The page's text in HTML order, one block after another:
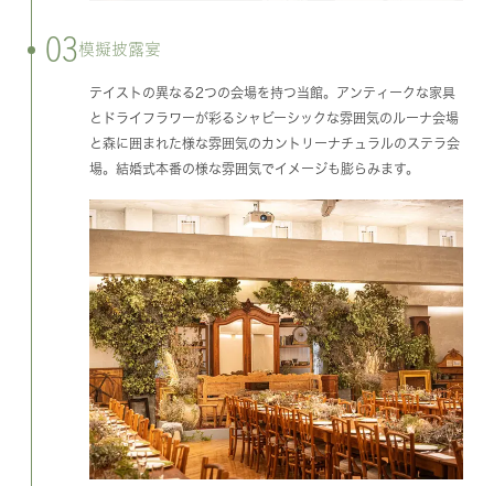
03模擬披露宴
テイストの異なる2つの会場を持つ当館。アンティークな家具
とドライフラワーが彩るシャビーシックな雰囲気のルーナ会場
と森に囲まれた様な雰囲気のカントリーナチュラルのステラ会
場。結婚式本番の様な雰囲気でイメージも膨らみます。